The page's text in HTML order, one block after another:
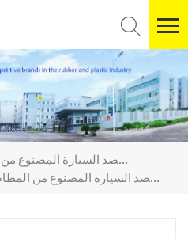
غطاء مصد السيارة المصنوع من المطاط الأسود الناعم
غطاء مصد السيارة المصنوع من المطاط الأسود الناعم